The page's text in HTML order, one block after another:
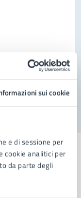
sui cookie
e di sessione per
cookie analitici per
da parte degli